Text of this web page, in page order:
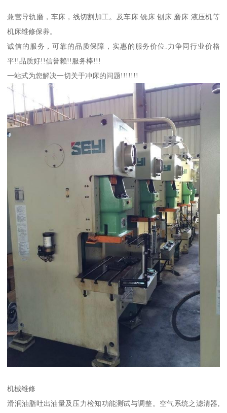
兼营导轨磨，车床，线切割加工。及车床.铣床.刨床.磨床.液压机等
机床维修保养。
诚信的服务，可靠的品质保障，实惠的服务价位.力争同行业价格
平!!品质好!!信誉赖!!服务棒!!!
一站式为您解决一切关于冲床的问题!!!!!!!
机械维修
滑润油脂吐出油量及压力检知功能测试与调整。空气系统之滤清器,